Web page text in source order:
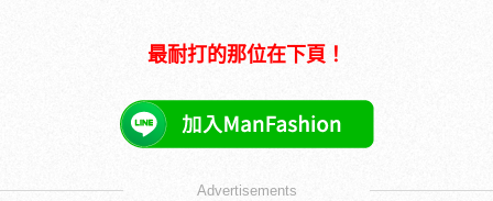
最耐打的那位在下頁！
Advertisements